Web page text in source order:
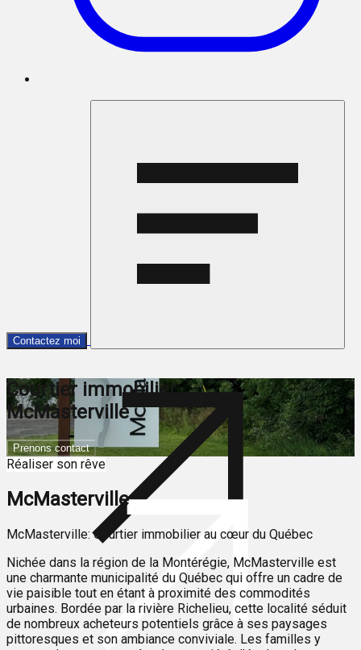
Contactez moi
Courtier immobilier
McMasterville
Prenons contact
Réaliser son rêve
McMasterville
McMasterville: Courtier immobilier au cœur du Québec
Nichée dans la région de la Montérégie, McMasterville est
une charmante municipalité du Québec qui offre un cadre de
vie paisible tout en étant à proximité des commodités
urbaines. Bordée par la rivière Richelieu, cette localité séduit
de nombreux acheteurs potentiels grâce à ses paysages
pittoresques et son ambiance conviviale. Les familles y